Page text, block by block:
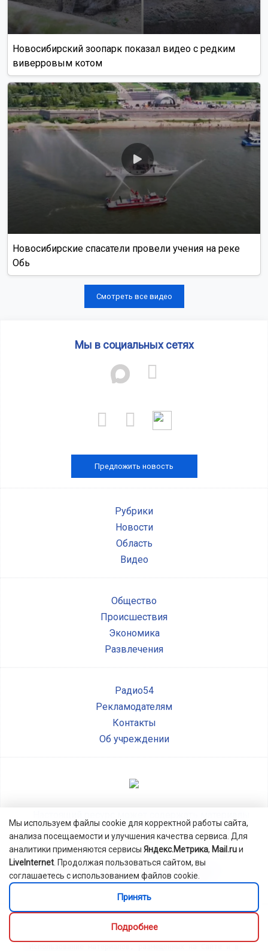
Новосибирский зоопарк показал видео с редким
виверровым котом
Новосибирские спасатели провели учения на реке
Обь
Смотреть все видео
Мы используем файлы cookie для корректной работы сайта,
анализа посещаемости и улучшения качества сервиса. Для
аналитики применяются сервисы Яндекс.Метрика, Mail.ruи
LiveInternet . Продолжая пользоваться сайтом, вы
соглашаетесь с использованием файлов cookie.
Принять
Подробнее
Мы в социальных сетях
Предложить новость
Рубрики
Новости
Область
Видео
Общество
Происшествия
Экономика
Развлечения
Радио54
Рекламодателям
Контакты
Об учреждении
Политика обработки персональных данных
Информация о использовании cookie
Свидетельство о регистрации СМИ ЭЛ №ФС 77-77788 выдано
Федеральной службой по надзору в сфере связи,